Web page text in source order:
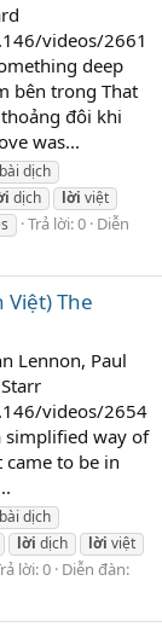
videos/2661
deep
bên trong That
đôi khi
was...
bài dịch
dịch lời việt
Trả lời: 0 Diễn
Việt) The
Lennon, Paul
videos/2654
simplified way of
came to be in
bài dịch
lời dịch lời việt
lời: 0 Diễn đàn: